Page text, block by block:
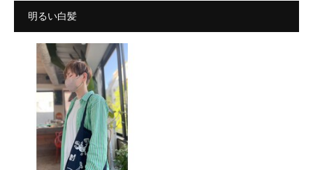
明るい白髪